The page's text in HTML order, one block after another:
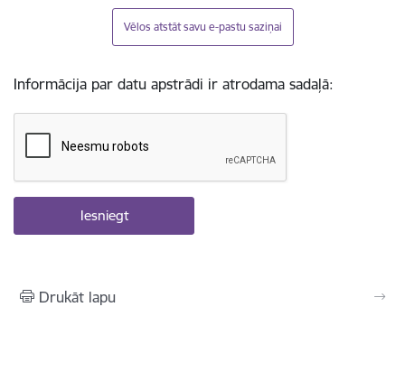
Vēlos atstāt savu e-pastu saziņai
Informācija par datu apstrādi ir atrodama sadaļā:
Drukāt lapu